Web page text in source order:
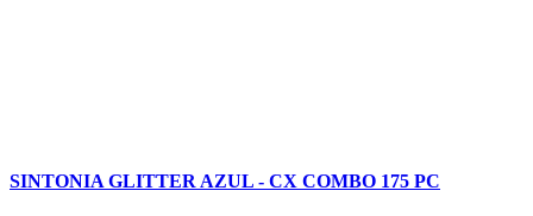
SINTONIA GLITTER AZUL - CX COMBO 175 PC